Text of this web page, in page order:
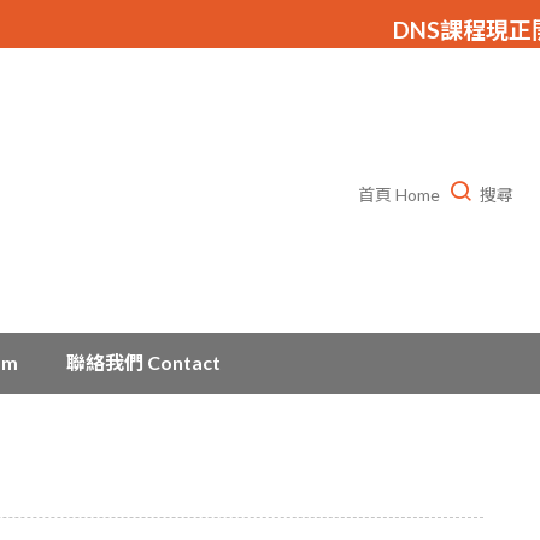
DNS課程現正開放
首頁 Home 搜尋
聯絡我們 Contact